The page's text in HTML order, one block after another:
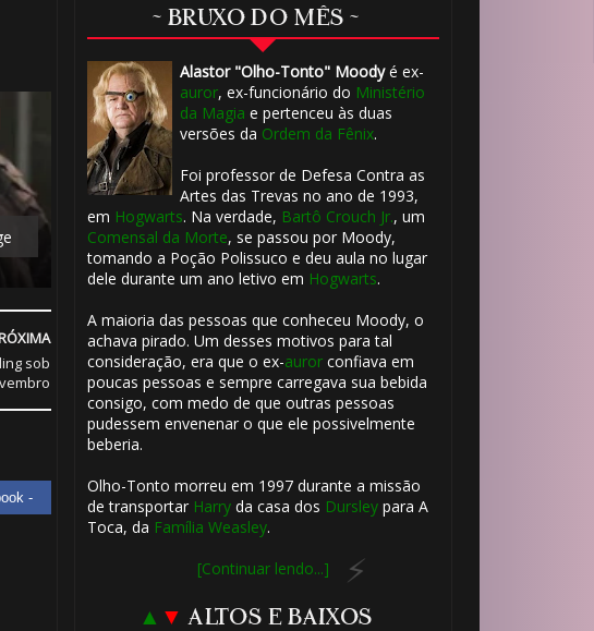
sob
-
~ BRUXO DO MÊS ~
Alastor "Olho-Tonto" Moodyé ex-
auror, ex-funcionário do Ministério
da Magia e pertenceu às duas
versões da Ordem da Fênix.
Foi professor de Defesa Contra as
Artes das Trevas no ano de 1993,
em Hogwarts. Na verdade, Bartô Crouch Jr., um
Comensal da Morte, se passou por Moody,
tomando a Poção Polissuco e deu aula no lugar
dele durante um ano letivo em Hogwarts.
A maioria das pessoas que conheceu Moody, o
achava pirado. Um desses motivos para tal
consideração, era que o ex-aurorconfiava em
poucas pessoas e sempre carregava sua bebida
consigo, com medo de que outras pessoas
pudessem envenenar o que ele possivelmente
beberia.
Olho-Tonto morreu em 1997 durante a missão
de transportar Harryda casa dos Dursleypara A
Toca, da Família Weasley.
[Continuar lendo...]
▲ ▼ ALTOS E BAIXOS